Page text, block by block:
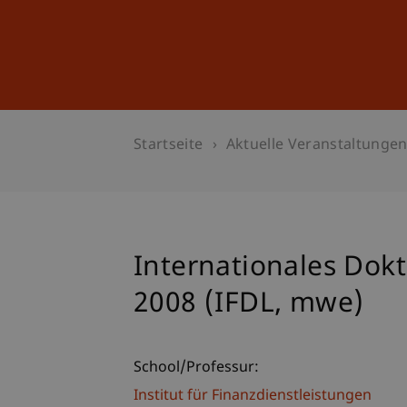
Startseite Aktuelle Veranstaltungen
Internationales
2008 (IFDL, mwe)
School/Professur:
Institut für Finanzdienstleistungen